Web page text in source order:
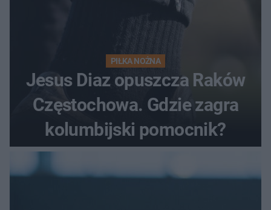
PIŁKA NOŻNA
Jesus Diaz opuszcza Raków
Częstochowa. Gdzie zagra
kolumbijski pomocnik?